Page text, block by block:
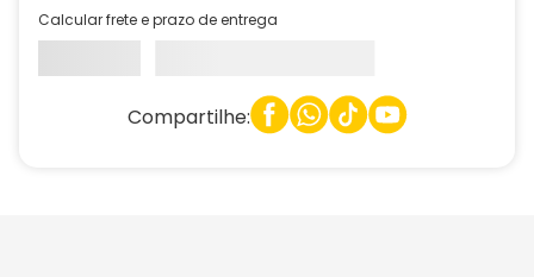
Calcular frete e prazo de entrega
Compartilhe: